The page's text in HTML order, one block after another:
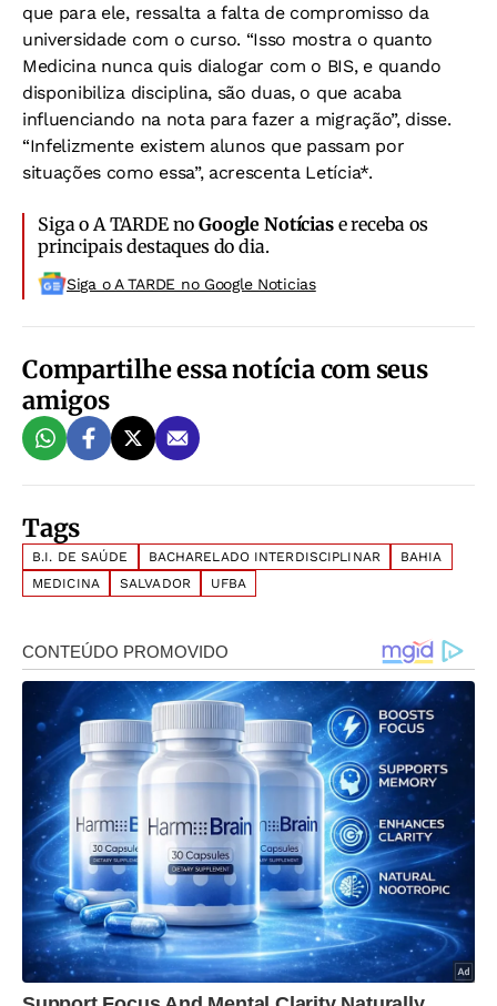
que para ele, ressalta a falta de compromisso da
universidade com o curso. “Isso mostra o quanto
Medicina nunca quis dialogar com o BIS, e quando
disponibiliza disciplina, são duas, o que acaba
influenciando na nota para fazer a migração”, disse.
“Infelizmente existem alunos que passam por
situações como essa”, acrescenta Letícia*.
Siga o A TARDE noGoogle Notíciase receba os
principais destaques do dia.
Siga o A TARDE no Google Noticias
Compartilhe essa notícia com seus
amigos
Tags
B.I. DE SAÚDE BACHARELADO INTERDISCIPLINAR
BAHIA
MEDICINA
SALVADOR UFBA